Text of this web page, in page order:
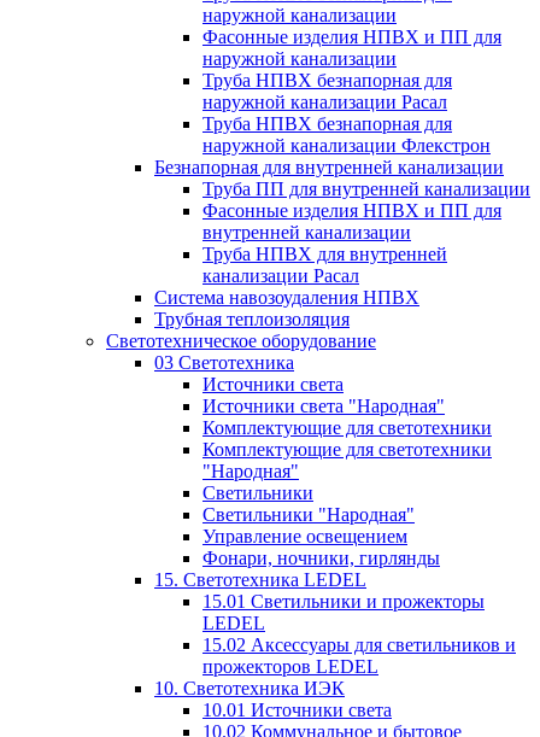
наружной канализации
Фасонные изделия НПВХ и ПП для
наружной канализации
Труба НПВХ безнапорная для
наружной канализации Расал
Труба НПВХ безнапорная для
наружной канализации Флекстрон
Безнапорная для внутренней канализации
Труба ПП для внутренней канализации
Фасонные изделия НПВХ и ПП для
внутренней канализации
Труба НПВХ для внутренней
канализации Расал
Система навозоудаления НПВХ
Трубная теплоизоляция
Светотехническое оборудование
03 Светотехника
Источники света
Источники света "Народная"
Комплектующие для светотехники
Комплектующие для светотехники
"Народная"
Светильники
Светильники "Народная"
Управление освещением
Фонари, ночники, гирлянды
15. Светотехника LEDEL
15.01 Светильники и прожекторы
LEDEL
15.02 Аксессуары для светильников и
прожекторов LEDEL
10. Светотехника ИЭК
10.01 Источники света
10.02 Коммунальное и бытовое